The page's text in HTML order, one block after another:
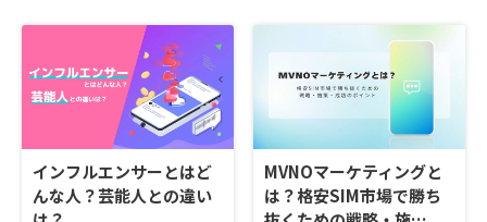
インフルエンサーとはど
んな人？芸能人との違い
MVNOマーケティングと
は？格安SIM市場で勝ち